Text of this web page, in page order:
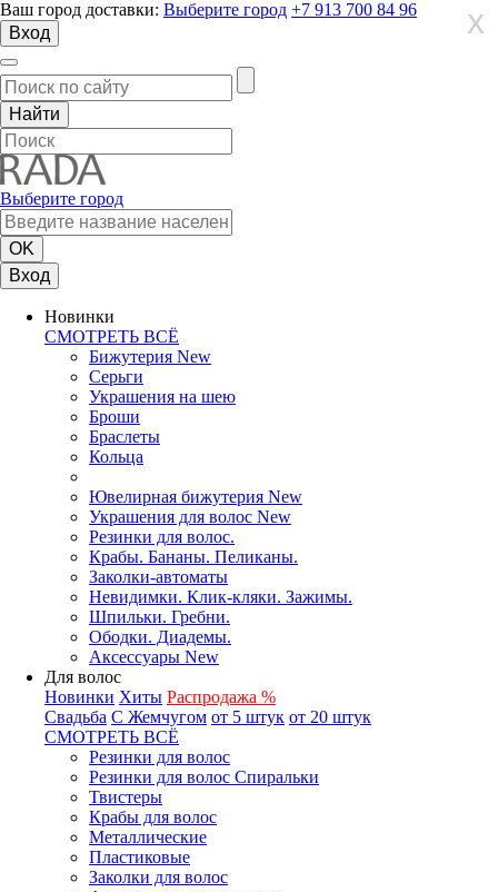
Ваш город доставки: Выберите город +7 913 700 84 96
Вход
Выберите город
Вход
Новинки
СМОТРЕТЬ ВСЁ
Бижутерия New
Серьги
Украшения на шею
Броши
Браслеты
Кольца
Ювелирная бижутерия New
Украшения для волос New
Резинки для волос.
Крабы. Бананы. Пеликаны.
Заколки-автоматы
Невидимки. Клик-кляки. Зажимы.
Шпильки. Гребни.
Ободки. Диадемы.
Аксессуары New
Для волос
Новинки Хиты Распродажа %
Свадьба С Жемчугом от 5 штук от 20 штук
СМОТРЕТЬ ВСЁ
Резинки для волос
Резинки для волос Спиральки
Твистеры
Крабы для волос
Металлические
Пластиковые
Заколки для волос
X
X
X